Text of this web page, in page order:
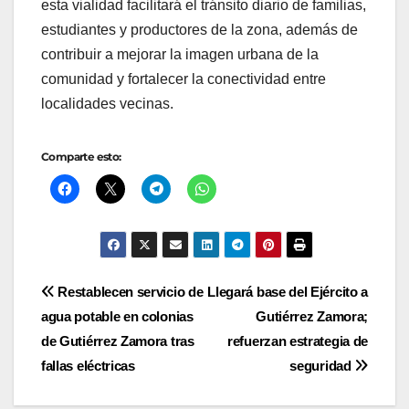
esta vialidad facilitará el tránsito diario de familias,
estudiantes y productores de la zona, además de
contribuir a mejorar la imagen urbana de la
comunidad y fortalecer la conectividad entre
localidades vecinas.
Comparte esto:
Navegación
de
entradas
Llegará base del Ejército a
Gutiérrez Zamora;
refuerzan estrategia de
seguridad
Restablecen servicio de
agua potable en colonias
de Gutiérrez Zamora tras
fallas eléctricas